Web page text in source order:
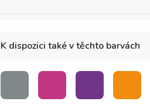
K dispozici také v těchto barvách